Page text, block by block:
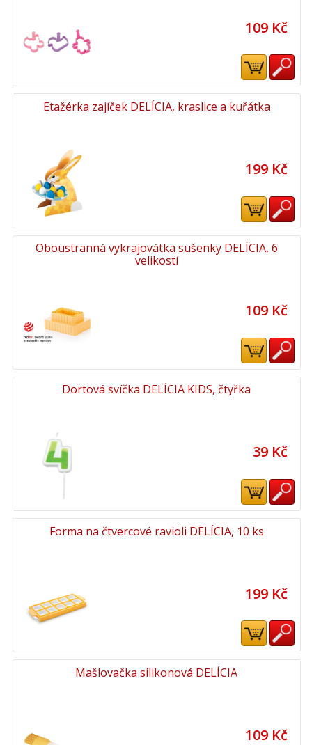
109 Kč
Etažérka zajíček DELÍCIA, kraslice a kuřátka
199 Kč
Oboustranná vykrajovátka sušenky DELÍCIA, 6
velikostí
109 Kč
Dortová svíčka DELÍCIA KIDS, čtyřka
39 Kč
Forma na čtvercové ravioli DELÍCIA, 10 ks
199 Kč
Mašlovačka silikonová DELÍCIA
109 Kč